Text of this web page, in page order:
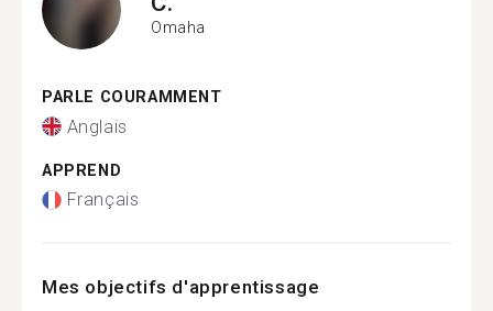
Omaha
PARLE COURAMMENT
Anglais
APPREND
Français
Mes objectifs d'apprentissage